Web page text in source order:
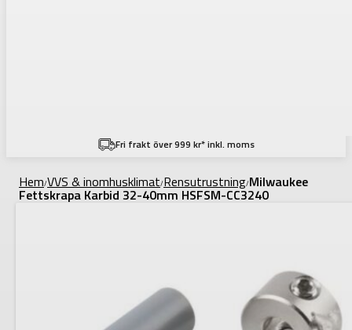
Fri frakt över 999 kr* inkl. moms
Hem/VVS & inomhusklimat/Rensutrustning/Milwaukee
Fettskrapa Karbid 32-40mm HSFSM-CC3240